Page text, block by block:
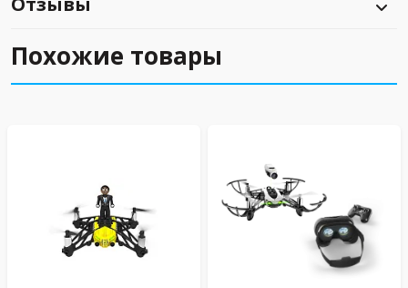
Похожие товары